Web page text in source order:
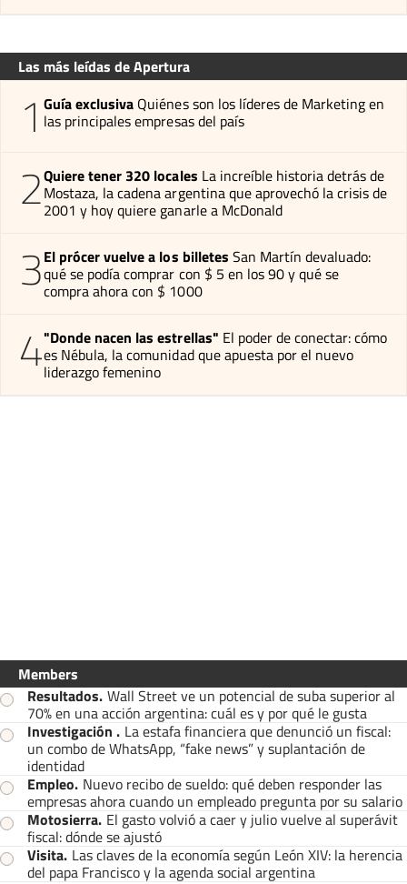
Las más leídas de Apertura
1 Guía exclusiva Quiénes son los líderes de Marketing en
las principales empresas del país
2Quiere tener 320 locales La increíble historia detrás de
Mostaza, la cadena argentina que aprovechó la crisis de
2001 y hoy quiere ganarle a McDonald
3El prócer vuelve a los billetes San Martín devaluado:
qué se podía comprar con $ 5 en los 90 y qué se
compra ahora con $ 1000
4"Donde nacen las estrellas" El poder de conectar: cómo
es Nébula, la comunidad que apuesta por el nuevo
liderazgo femenino
Members
Resultados. Wall Street ve un potencial de suba superior al
70% en una acción argentina: cuál es y por qué le gusta
Investigación . La estafa financiera que denunció un fiscal:
un combo de WhatsApp, “fake news” y suplantación de
identidad
Empleo. Nuevo recibo de sueldo: qué deben responder las
empresas ahora cuando un empleado pregunta por su salario
Motosierra. El gasto volvió a caer y julio vuelve al superávit
fiscal: dónde se ajustó
Visita. Las claves de la economía según León XIV: la herencia
del papa Francisco y la agenda social argentina